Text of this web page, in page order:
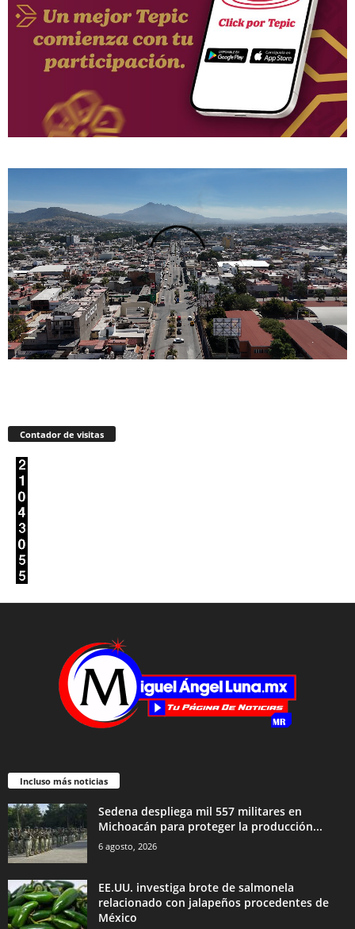
Contador de visitas
Incluso más noticias
Sedena despliega mil 557 militares en
Michoacán para proteger la producción...
6 agosto, 2026
EE.UU. investiga brote de salmonela
relacionado con jalapeños procedentes de
México